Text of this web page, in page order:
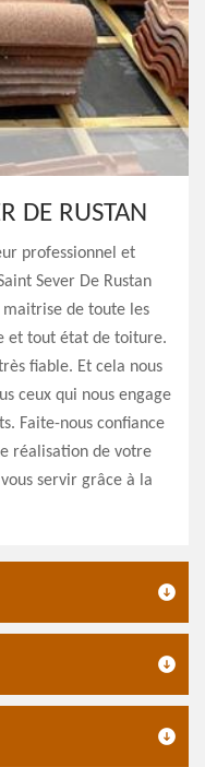
DE RUSTAN
professionnel et
Sever De Rustan
maitrise de toute les
et tout état de toiture.
fiable. Et cela nous
ceux qui nous engage
Faite-nous confiance
réalisation de votre
servir grâce à la